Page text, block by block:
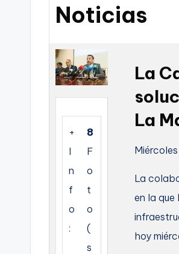
Noticias
+
I
n
f
o
:
8
F
o
t
o
(
s
La
La
Miércoles
La
en la
hoy